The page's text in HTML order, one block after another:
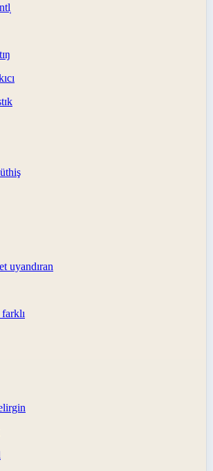
uyandıran